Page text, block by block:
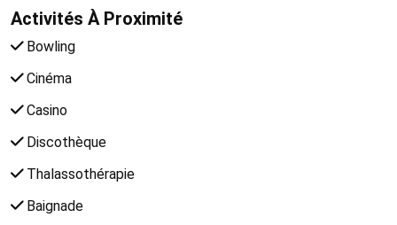
Activités À Proximité
Bowling
Cinéma
Casino
Discothèque
Thalassothérapie
Baignade